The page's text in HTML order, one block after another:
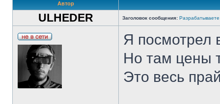
Автор
ULHEDER Заголовок сообщения:
Я посмотрел
Но там цены
Это весь